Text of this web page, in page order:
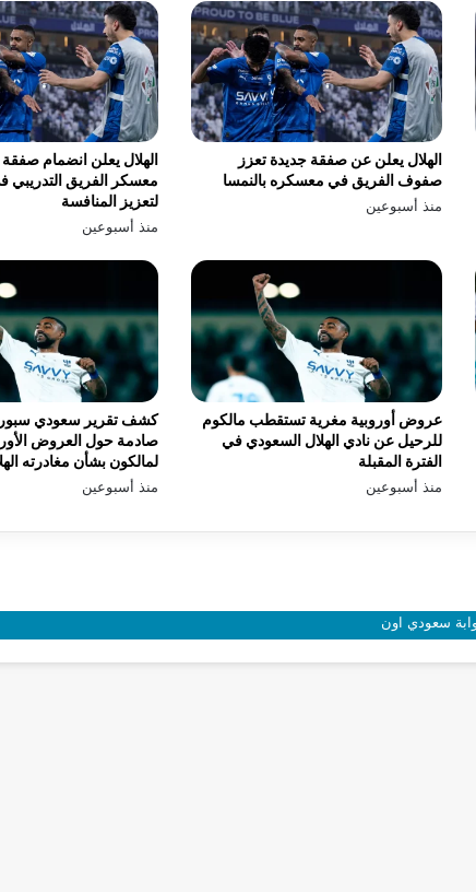
الهلال يعلن انضمام
معسكر الفريق التدريبي
لتعزيز المنافسة
منذ أسبوعين
الهلال يعلن عن صفقة جديدة تعزز
صفوف الفريق في معسكره بالنمسا
منذ أسبوعين
كشف تقرير سعودي
صادمة حول العروض
لمالكون بشأن مغادرته
منذ أسبوعين
عروض أوروبية مغرية تستقطب مالكوم
للرحيل عن نادي الهلال السعودي في
الفترة المقبلة
منذ أسبوعين